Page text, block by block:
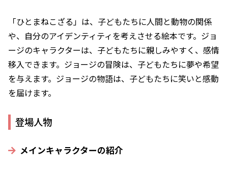
「ひとまねこざる」は、子どもたちに人間と動物の関係
や、自分のアイデンティティを考えさせる絵本です。ジョ
ージのキャラクターは、子どもたちに親しみやすく、感情
移入できます。ジョージの冒険は、子どもたちに夢や希望
を与えます。ジョージの物語は、子どもたちに笑いと感動
を届けます。
登場人物
メインキャラクターの紹介